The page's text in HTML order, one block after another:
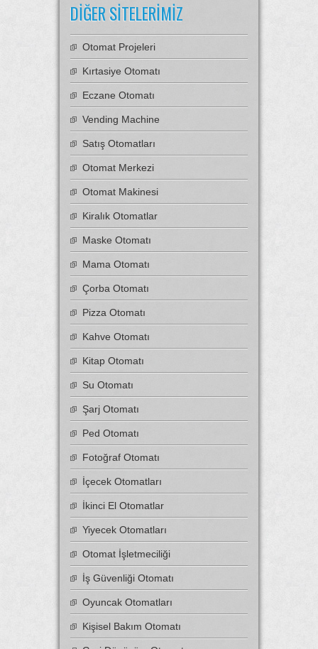
DIĞER SITELERIMIZ
Otomat Projeleri
Kırtasiye Otomatı
Eczane Otomatı
Vending Machine
Satış Otomatları
Otomat Merkezi
Otomat Makinesi
Kiralık Otomatlar
Maske Otomatı
Mama Otomatı
Çorba Otomatı
Pizza Otomatı
Kahve Otomatı
Kitap Otomatı
Su Otomatı
Şarj Otomatı
Ped Otomatı
Fotoğraf Otomatı
İçecek Otomatları
İkinci El Otomatlar
Yiyecek Otomatları
Otomat İşletmeciliği
İş Güvenliği Otomatı
Oyuncak Otomatları
Kişisel Bakım Otomatı